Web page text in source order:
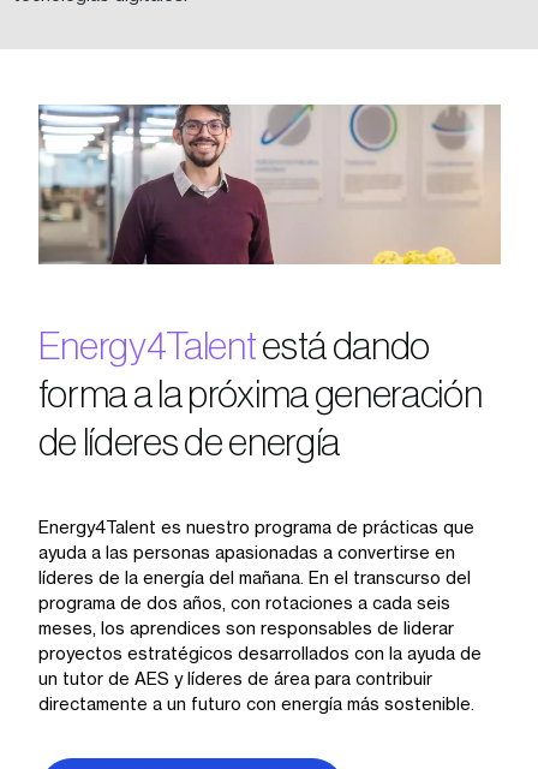
Energy4Talentestá dando
forma a la próxima generación
de líderes de energía
Energy4Talent es nuestro programa de prácticas que
ayuda a las personas apasionadas a convertirse en
líderes de la energía del mañana. En el transcurso del
programa de dos años, con rotaciones a cada seis
meses, los aprendices son responsables de liderar
proyectos estratégicos desarrollados con la ayuda de
un tutor de AES y líderes de área para contribuir
directamente a un futuro con energía más sostenible.